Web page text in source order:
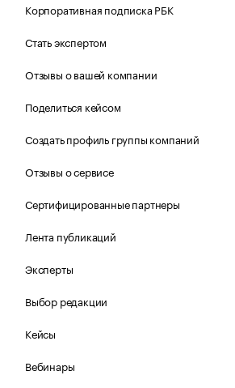
Корпоративная подписка РБК
Стать экспертом
Отзывы о вашей компании
Поделиться кейсом
Создать профиль группы компаний
Отзывы о сервисе
Сертифицированные партнеры
Лента публикаций
Эксперты
Выбор редакции
Кейсы
Вебинары